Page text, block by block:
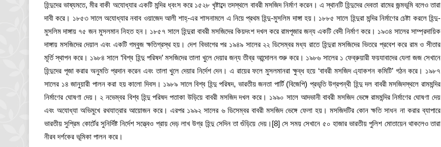
হিন্দুদের ভাষ্যমতে, মীর বাকী অযোধ্যার একটি মন্দির ধ্বংস করে ১৫২৮ খৃষ্টাব্দে তদস্থলে বাবরী মসজিদ নির্মাণ করেন। এ স্থানটি হিন্দুদের দেবতা রামের জন্মভূমি বলেও তারা
দাবী করে। ১৮৫৩ সালে অযোধ্যার নবাব ওয়াজেদ আলী শাহ্-এর শাসনামলে এ নিয়ে প্রথম হিন্দু-মুসলিম দাঙ্গা হয়। ১৮৮৫ সালে হিন্দুরা মন্দির নির্মাণের চেষ্টা করলে হিন্দু-
মুসলিম দাঙ্গায় ৭৫ জন মুসলমান নিহত হন। ১৮৫৭ সালে হিন্দুরা বাবরী মসজিদের কিয়দংশ দখল করে রামপূজার জন্য একটি বেদী নির্মাণ করে। ১৯৩৪ সালের সাম্প্রদায়িক
দাঙ্গায় মসজিদের দেয়াল এবং একটি গম্বুজ ক্ষতিগ্রস্থ হয়। দেশ বিভাগের পর ১৯৪৯ সালের ২২ ডিসেম্বর মধ্য রাতে হিন্দুরা মসজিদের ভিতরে প্রবেশ করে রাম ও সীতার
মূর্তি স্থাপন করে। ১৯৮৪ সালে ‘বিশ্ব হিন্দু পরিষদ’ মসজিদের তালা খুলে দেয়ার জন্য তীব্র আন্দোলন শুরু করে। ১৯৮৬ সালের ১ ফেব্রুয়ারী ফয়যাবাদের যেলা জজ সেখানে
হিন্দুদের পূজা করার অনুমতি প্রদান করেন এবং তালা খুলে দেয়ার নির্দেশ দেন। এ রায়ের ফলে মুসলমানরা ক্ষুব্ধ হয়ে ‘বাবরী মসজিদ এ্যাকশন কমিটি’ গঠন করে। ১৯৮৭
সালের ১৪ জানুয়ারী পালন করা হয় কালো দিবস। ১৯৮৯ সালে বিশ্ব হিন্দু পরিষদ, ভারতীয় জনতা পার্টি (বিজেপি) প্রভৃতি উগ্রপন্থী হিন্দু দল বাবরী মসজিদস্থলে রামমন্দির
নির্মাণের ঘোষণা দেয়। ২ নভেম্বর বিশ্ব হিন্দু পরিষদ পতাকা উড়িয়ে বাবরী মসজিদ দখল করে। ১৯৯০ সালে আদভানী বাবরী মসজিদ ভেঙ্গে রামমন্দির নির্মাণের ঘোষণা দেয়
এবং অযোধ্যা অভিমুখে রথযাত্রার আয়োজন করে। এরপর ১৯৯২ সালের ৬ ডিসেম্বর বাবরী মসজিদ ভেঙ্গে ফেলা হয়। মসজিদটির কোন ক্ষতি সাধন না করার ব্যাপারে
ভারতীয় সুপ্রিম কোর্টের সুনির্দিষ্ট নির্দেশ সত্ত্বেও প্রায় দেড় লাখ উগ্র হিন্দু সেদিন তা গুঁড়িয়ে দেয়। [8] সে সময় সেখানে ৫০ হাজার ভারতীয় পুলিশ মোতায়েন থাকলেও তারা
নীরব দর্শকের ভূমিকা পালন করে।